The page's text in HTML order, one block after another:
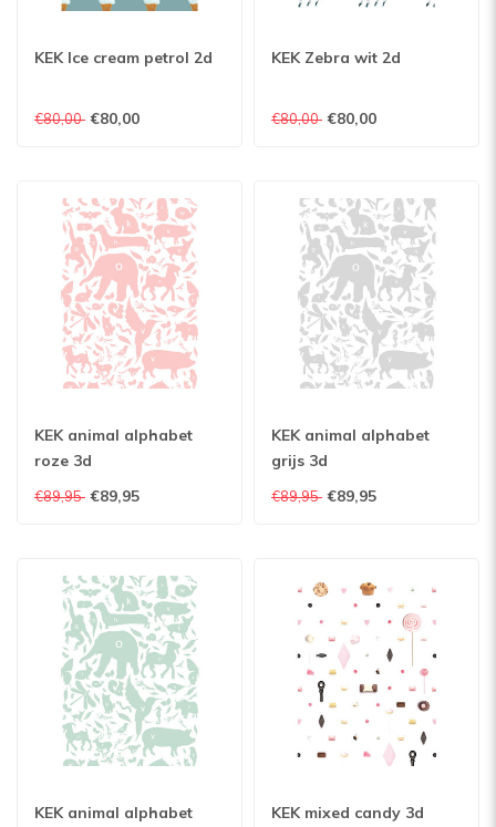
KEK Ice cream petrol 2d
€80,00 €80,00
KEK Zebra wit 2d
€80,00 €80,00
KEK animal alphabet
roze 3d
€89,95 €89,95
KEK animal alphabet
grijs 3d
€89,95 €89,95
KEK animal alphabet
KEK mixed candy 3d